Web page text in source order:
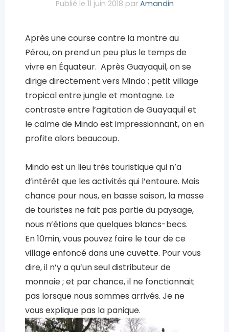
Publié le 11 juin 2018 par Amandin
Après une course contre la montre au
Pérou, on prend un peu plus le temps de
vivre en Équateur. Après Guayaquil, on se
dirige directement vers Mindo ; petit village
tropical entre jungle et montagne. Le
contraste entre l’agitation de Guayaquil et
le calme de Mindo est impressionnant, on en
profite alors beaucoup.
Mindo est un lieu très touristique qui n’a
d’intérêt que les activités qui l’entoure. Mais
chance pour nous, en basse saison, la masse
de touristes ne fait pas partie du paysage,
nous n’étions que quelques blancs-becs.
En 10min, vous pouvez faire le tour de ce
village enfoncé dans une cuvette. Pour vous
dire, il n’y a qu’un seul distributeur de
monnaie ; et par chance, il ne fonctionnait
pas lorsque nous sommes arrivés. Je ne
vous explique pas la panique.